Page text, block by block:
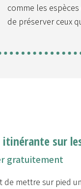
comme les
de préserver ceux
itinérante sur
gratuitement
de mettre sur pied